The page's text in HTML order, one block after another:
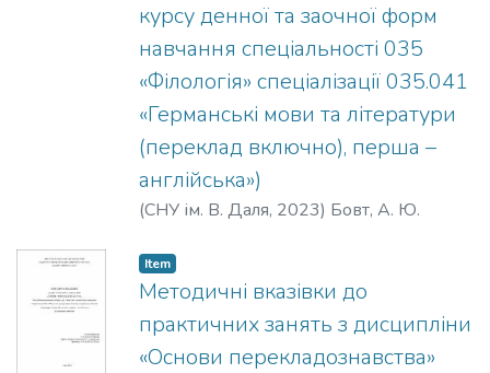
курсу денної та заочної форм
навчання спеціальності 035
«Філологія» спеціалізації 035.041
«Германські мови та літератури
(переклад включно), перша –
англійська»)
(СНУ ім. В. Даля, 2023) Бовт, А. Ю.
Item
Методичні вказівки до
практичних занять з дисципліни
«Основи перекладознавства»